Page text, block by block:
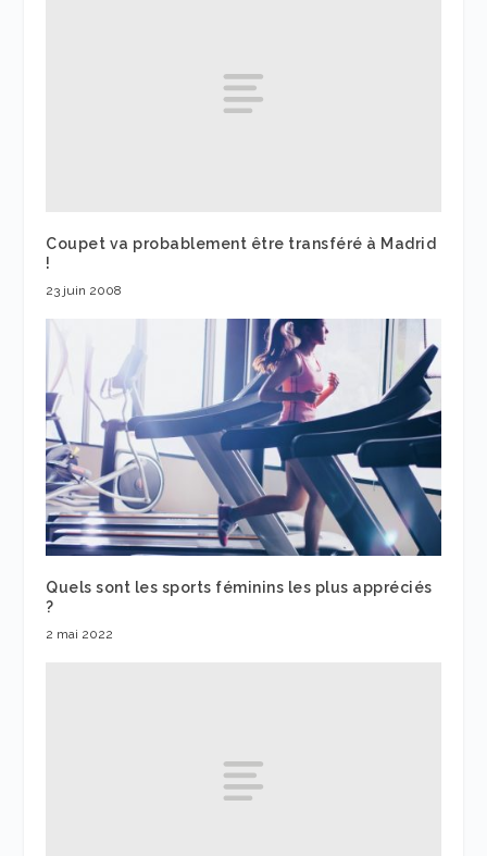
Coupet va probablement être transféré à Madrid
!
23 juin 2008
Quels sont les sports féminins les plus appréciés
?
2 mai 2022